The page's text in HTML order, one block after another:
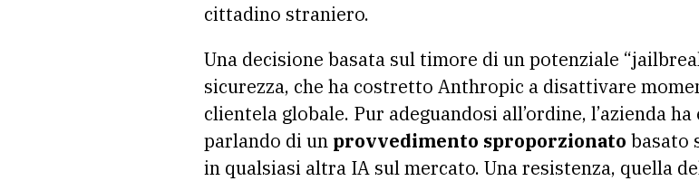
cittadino straniero.
Una decisione basata sul timore di un potenziale
sicurezza, che ha costretto Anthropic a disattivare
clientela globale. Pur adeguandosi all’ordine, l’azienda
parlando di un provvedimento sproporzionato basato
in qualsiasi altra IA sul mercato. Una resistenza, quella